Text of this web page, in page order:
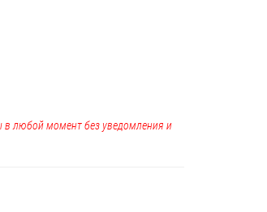
в любой момент без уведомления и